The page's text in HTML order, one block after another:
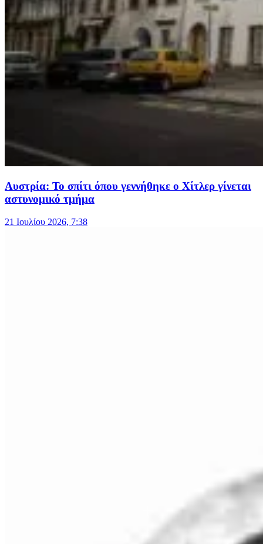
Αυστρία: Το σπίτι όπου γεννήθηκε ο Χίτλερ γίνεται
αστυνομικό τμήμα
21 Ιουλίου 2026, 7:38